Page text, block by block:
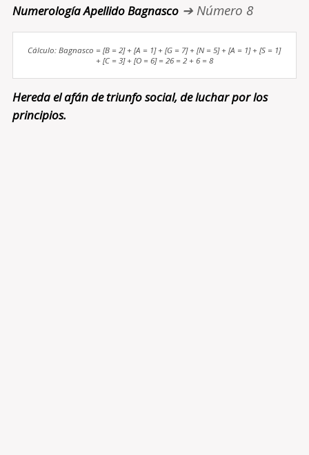
Numerología Apellido Bagnasco➔ Número 8
Cálculo: Bagnasco = [B = 2] + [A = 1] + [G = 7] + [N = 5] + [A = 1] + [S = 1]
+ [C = 3] + [O = 6] = 26 = 2 + 6 = 8
Hereda el afán de triunfo social, de luchar por los
principios.